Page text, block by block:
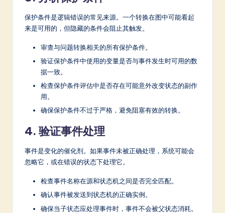
保护条件是逻辑错误的常见来源。一个转换在图中可能看起
来是可用的，但隐藏的条件会阻止其触发。
审查与问题转换相关的所有保护条件。
验证保护条件中使用的变量是否与事件发生时可用的数
据一致。
检查保护条件评估中是否存在可能意外改变状态的副作
用。
确保保护条件不过于严格，避免阻塞有效的转换。
4. 验证事件处理
事件是变化的催化剂。如果事件未被正确处理，系统可能会
忽略它，或在错误的状态下处理它。
检查事件名称在源和状态机之间是否完全匹配。
确认事件被发送到状态机的正确实例。
确保当子状态应处理事件时，事件不会被父状态消耗。